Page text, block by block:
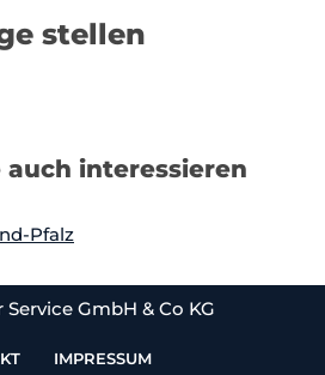
stellen
auch interessieren
Pfalz
GmbH & Co KG
IMPRESSUM